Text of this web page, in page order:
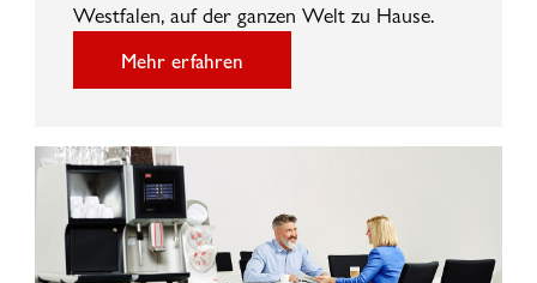
Westfalen, auf der ganzen Welt zu Hause.
Mehr erfahren